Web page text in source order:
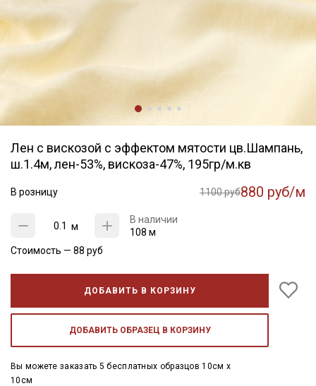
Лен с вискозой с эффектом мятости цв.Шампань,
ш.1.4м, лен-53%, вискоза-47%, 195гр/м.кв
В розницу 1100 руб880 руб/м
м
В наличии
108 м
Стоимость — 88 руб
ДОБАВИТЬ В КОРЗИНУ
ДОБАВИТЬ ОБРАЗЕЦ В КОРЗИНУ
Вы можете заказать 5 бесплатных образцов 10см x
10см